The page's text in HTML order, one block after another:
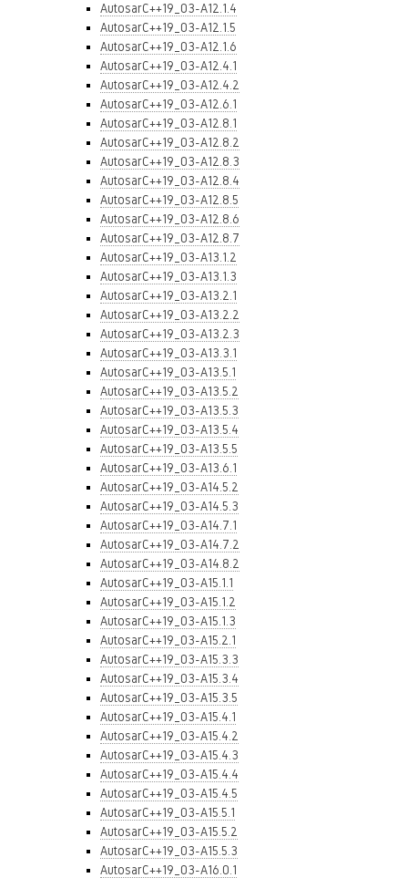
AutosarC++19_03-A12.1.4
AutosarC++19_03-A12.1.5
AutosarC++19_03-A12.1.6
AutosarC++19_03-A12.4.1
AutosarC++19_03-A12.4.2
AutosarC++19_03-A12.6.1
AutosarC++19_03-A12.8.1
AutosarC++19_03-A12.8.2
AutosarC++19_03-A12.8.3
AutosarC++19_03-A12.8.4
AutosarC++19_03-A12.8.5
AutosarC++19_03-A12.8.6
AutosarC++19_03-A12.8.7
AutosarC++19_03-A13.1.2
AutosarC++19_03-A13.1.3
AutosarC++19_03-A13.2.1
AutosarC++19_03-A13.2.2
AutosarC++19_03-A13.2.3
AutosarC++19_03-A13.3.1
AutosarC++19_03-A13.5.1
AutosarC++19_03-A13.5.2
AutosarC++19_03-A13.5.3
AutosarC++19_03-A13.5.4
AutosarC++19_03-A13.5.5
AutosarC++19_03-A13.6.1
AutosarC++19_03-A14.5.2
AutosarC++19_03-A14.5.3
AutosarC++19_03-A14.7.1
AutosarC++19_03-A14.7.2
AutosarC++19_03-A14.8.2
AutosarC++19_03-A15.1.1
AutosarC++19_03-A15.1.2
AutosarC++19_03-A15.1.3
AutosarC++19_03-A15.2.1
AutosarC++19_03-A15.3.3
AutosarC++19_03-A15.3.4
AutosarC++19_03-A15.3.5
AutosarC++19_03-A15.4.1
AutosarC++19_03-A15.4.2
AutosarC++19_03-A15.4.3
AutosarC++19_03-A15.4.4
AutosarC++19_03-A15.4.5
AutosarC++19_03-A15.5.1
AutosarC++19_03-A15.5.2
AutosarC++19_03-A15.5.3
AutosarC++19_03-A16.0.1